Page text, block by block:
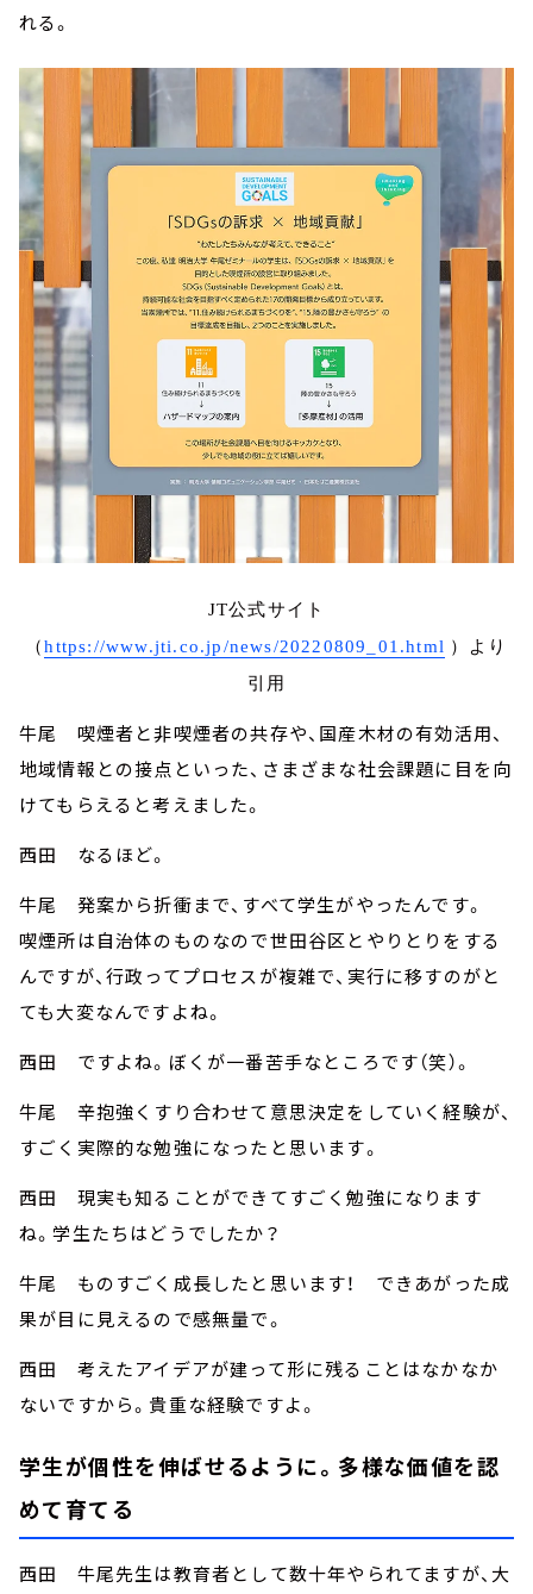
れる。
JT公式サイト
（https://www.jti.co.jp/news/20220809_01.html ）より
引用
牛尾 喫煙者と非喫煙者の共存や、国産木材の有効活用、
地域情報との接点といった、さまざまな社会課題に目を向
けてもらえると考えました。
西田 なるほど。
牛尾 発案から折衝まで、すべて学生がやったんです。
喫煙所は自治体のものなので世田谷区とやりとりをする
んですが、行政ってプロセスが複雑で、実行に移すのがと
ても大変なんですよね。
西田 ですよね。ぼくが一番苦手なところです（笑）。
牛尾 辛抱強くすり合わせて意思決定をしていく経験が、
すごく実際的な勉強になったと思います。
西田 現実も知ることができてすごく勉強になります
ね。学生たちはどうでしたか？
牛尾 ものすごく成長したと思います！ できあがった成
果が目に見えるので感無量で。
西田 考えたアイデアが建って形に残ることはなかなか
ないですから。貴重な経験ですよ。
学生が個性を伸ばせるように。多様な価値を認
めて育てる
西田 牛尾先生は教育者として数十年やられてますが、大